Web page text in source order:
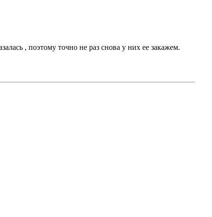
, поэтому точно не раз снова у них ее закажем.